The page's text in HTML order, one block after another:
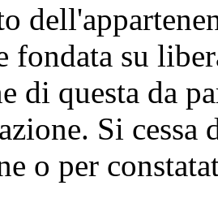
fondata su
di questa da
Si cessa
o per